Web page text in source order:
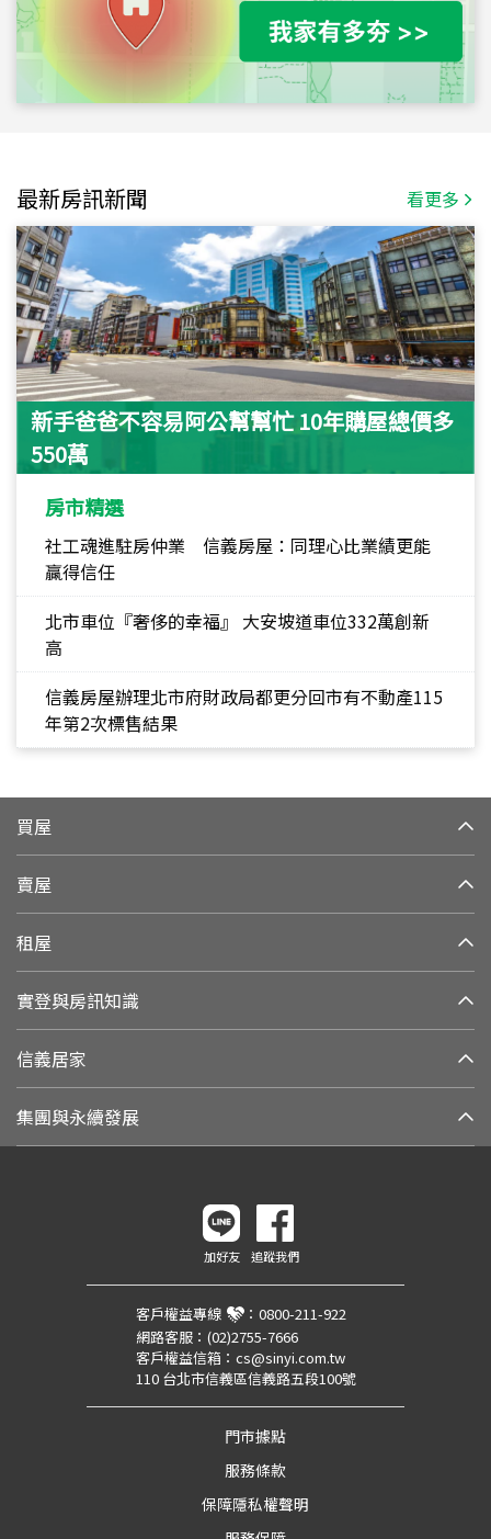
最新房訊新聞 看更多
新手爸爸不容易阿公幫幫忙 10年購屋總價多
550萬
房市精選
社工魂進駐房仲業 信義房屋：同理心比業績更能
贏得信任
北市車位『奢侈的幸福』 大安坡道車位332萬創新
高
信義房屋辦理北市府財政局都更分回市有不動產115
年第2次標售結果
買屋
賣屋
租屋
實登與房訊知識
信義居家
集團與永續發展
加好友 追蹤我們
客戶權益專線 ： 0800-211-922
網路客服： (02)2755-7666
客戶權益信箱： cs@sinyi.com.tw
110 台北市信義區信義路五段100號
門市據點
服務條款
保障隱私權聲明